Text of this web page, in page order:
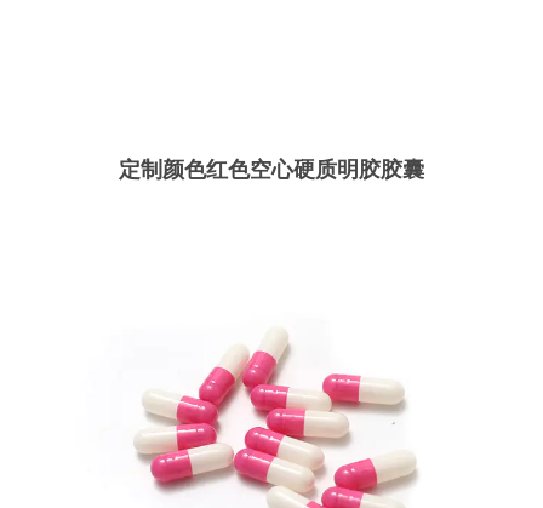
定制颜色红色空心硬质明胶胶囊